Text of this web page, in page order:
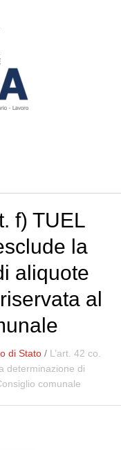
f) TUEL
la
aliquote
al
di Stato / L’art. 42 co.
determinazione di
comunale